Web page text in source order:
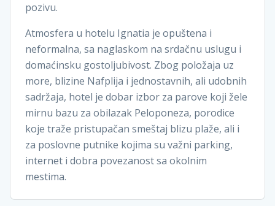
pozivu.
Atmosfera u hotelu Ignatia je opuštena i
neformalna, sa naglaskom na srdačnu uslugu i
domaćinsku gostoljubivost. Zbog položaja uz
more, blizine Nafplija i jednostavnih, ali udobnih
sadržaja, hotel je dobar izbor za parove koji žele
mirnu bazu za obilazak Peloponeza, porodice
koje traže pristupačan smeštaj blizu plaže, ali i
za poslovne putnike kojima su važni parking,
internet i dobra povezanost sa okolnim
mestima.